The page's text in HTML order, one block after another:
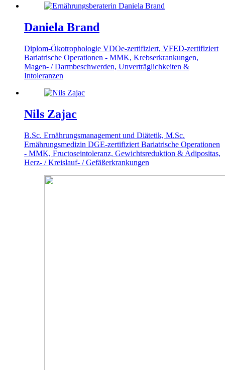
Daniela Brand
Diplom-Ökotrophologie VDOe-zertifiziert, VFED-zertifiziert
Bariatrische Operationen - MMK, Krebserkrankungen,
Magen- / Darmbeschwerden, Unverträglichkeiten &
Intoleranzen
Nils Zajac
B.Sc. Ernährungsmanagement und Diätetik, M.Sc.
Ernährungsmedizin DGE-zertifiziert Bariatrische Operationen
- MMK, Fructoseintoleranz, Gewichtsreduktion & Adipositas,
Herz- / Kreislauf- / Gefäßerkrankungen